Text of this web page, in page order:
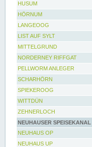
HUSUM
HÖRNUM
LANGEOOG
LIST AUF SYLT
MITTELGRUND
NORDERNEY RIFFGAT
PELLWORM ANLEGER
SCHARHÖRN
SPIEKEROOG
WITTDÜN
ZEHNERLOCH
NEUHAUSER SPEISEKANAL
NEUHAUS OP
NEUHAUS UP